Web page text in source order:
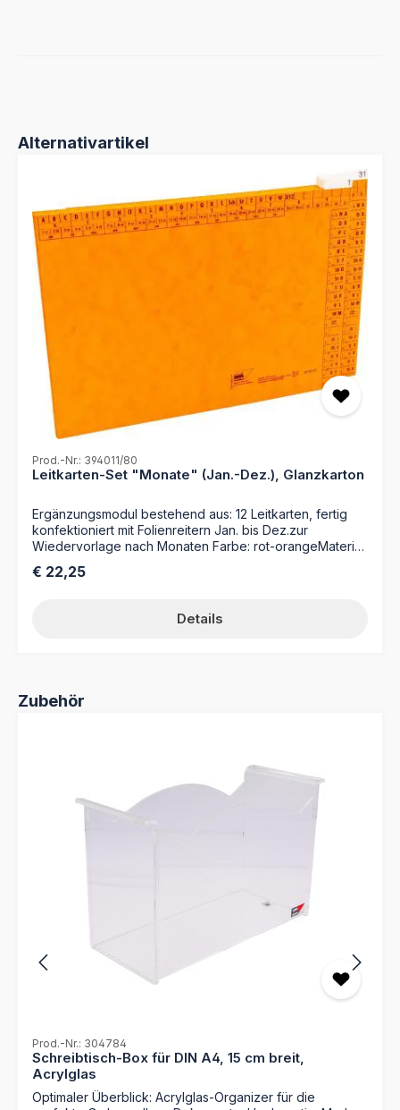
Produktgalerie überspringen
Alternativartikel
Prod.-Nr.: 394011/80
Leitkarten-Set "Monate" (Jan.-Dez.), Glanzkarton
Ergänzungsmodul bestehend aus: 12 Leitkarten, fertig
konfektioniert mit Folienreitern Jan. bis Dez.zur
Wiedervorlage nach Monaten Farbe: rot-orangeMaterial:
Regulärer Preis:
€ 22,25
Details
Produktgalerie überspringen
Zubehör
Prod.-Nr.: 304784
Schreibtisch-Box für DIN A4, 15 cm breit,
Acrylglas
Optimaler Überblick: Acrylglas-Organizer für die